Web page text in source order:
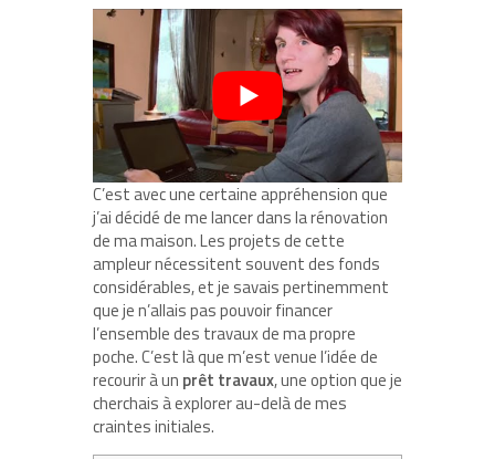
C’est avec une certaine appréhension que
j’ai décidé de me lancer dans la rénovation
de ma maison. Les projets de cette
ampleur nécessitent souvent des fonds
considérables, et je savais pertinemment
que je n’allais pas pouvoir financer
l’ensemble des travaux de ma propre
poche. C’est là que m’est venue l’idée de
recourir à un prêt travaux, une option que je
cherchais à explorer au-delà de mes
craintes initiales.